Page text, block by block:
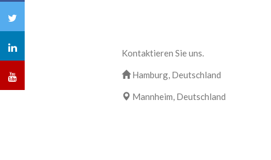
Kontaktieren Sie uns.
Hamburg, Deutschland
Mannheim, Deutschland